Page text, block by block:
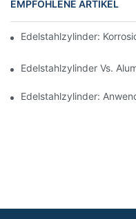
EMPFOHLENE ARTIKEL
Edelstahlzylinder:
Edelstahlzylinder Vs.
Edelstahlzylinder: